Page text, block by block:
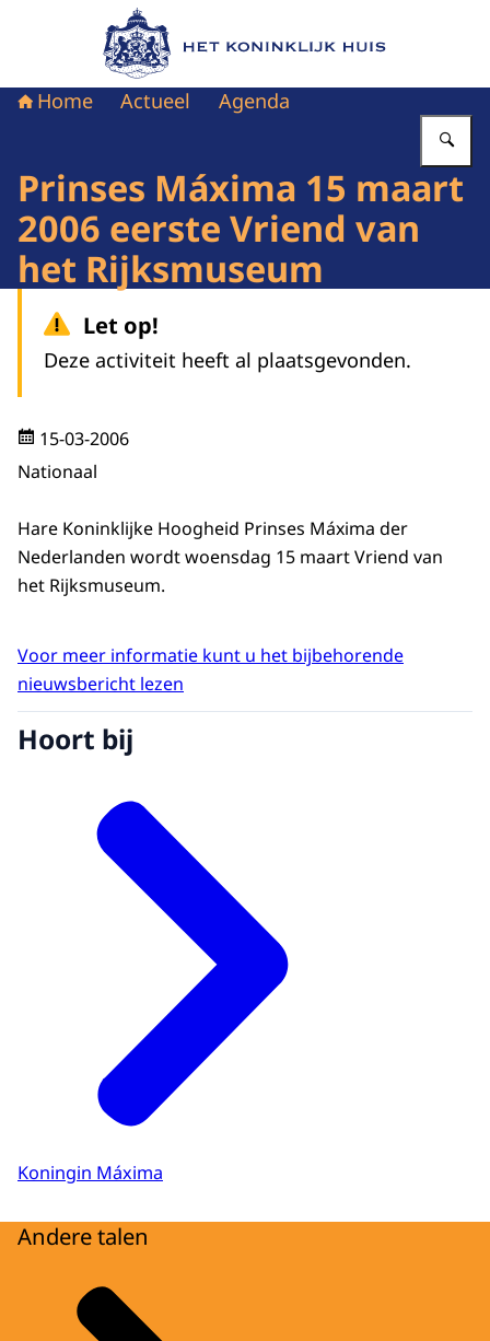
Naar de homepage van Het Koninklijk Huis
Home Actueel Agenda
Prinses Máxima 15 maart
2006 eerste Vriend van
het Rijksmuseum
Let op!
Deze activiteit heeft al plaatsgevonden.
15-03-2006
Nationaal
Hare Koninklijke Hoogheid Prinses Máxima der
Nederlanden wordt woensdag 15 maart Vriend van
het Rijksmuseum.
Voor meer informatie kunt u het bijbehorende
nieuwsbericht lezen
Hoort bij
Koningin Máxima
Andere talen